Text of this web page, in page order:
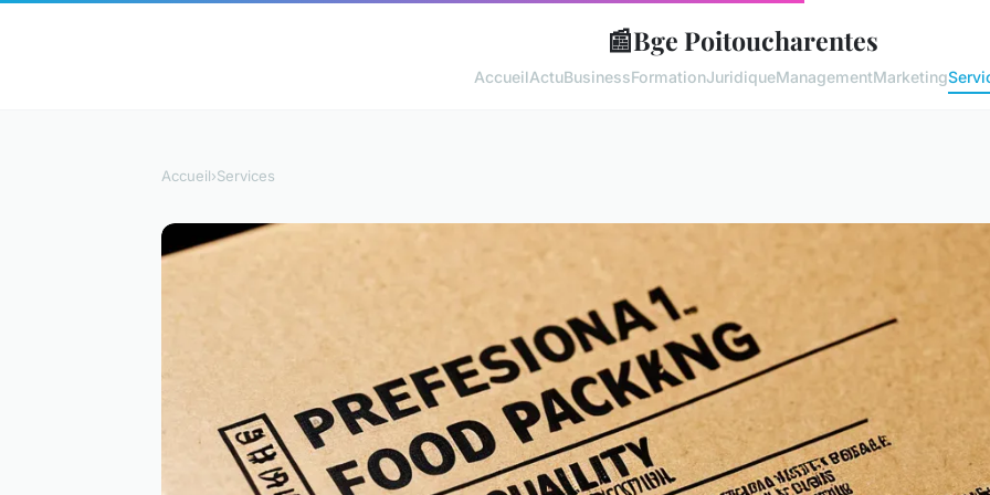
📰Bge Poitoucharentes
AccueilActuBusinessFormationJuridiqueManagementMarketing
Accueil›Services